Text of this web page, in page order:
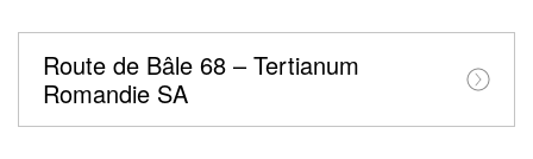
Route de Bâle 68 – Tertianum
Romandie SA